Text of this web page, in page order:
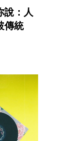
說：人
傳統